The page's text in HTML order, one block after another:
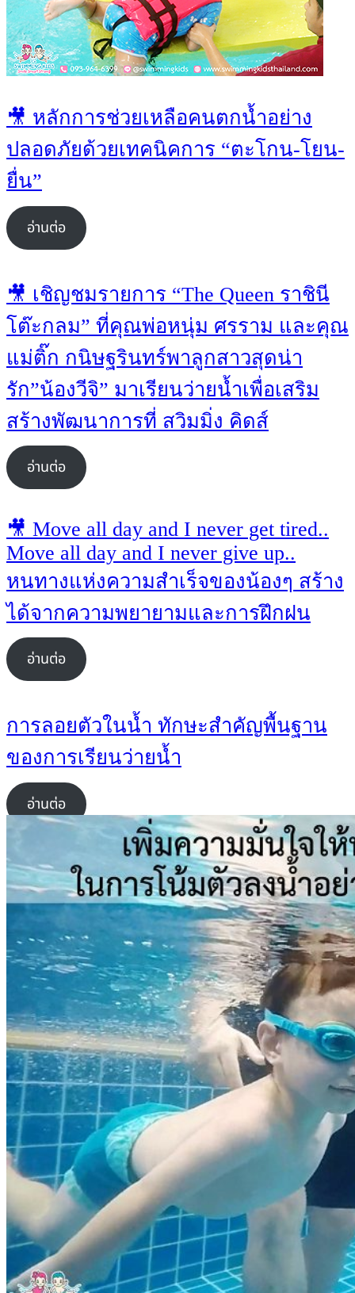
🎥 หลักการช่วยเหลือคนตกน้ำอย่าง
ปลอดภัยด้วยเทคนิคการ “ตะโกน-โยน-
ยื่น”
อ่านต่อ
🎥 เชิญชมรายการ “The Queen ราชินี
โต๊ะกลม” ที่คุณพ่อหนุ่ม ศรราม และคุณ
แม่ติ๊ก กนิษฐรินทร์พาลูกสาวสุดน่า
รัก”น้องวีจิ” มาเรียนว่ายน้ำเพื่อเสริม
สร้างพัฒนาการที่ สวิมมิ่ง คิดส์
อ่านต่อ
🎥 Move all day and I never get tired..
Move all day and I never give up..
หนทางแห่งความสำเร็จของน้องๆ สร้าง
ได้จากความพยายามและการฝึกฝน
อ่านต่อ
การลอยตัวในน้ำ ทักษะสำคัญพื้นฐาน
ของการเรียนว่ายน้ำ
อ่านต่อ